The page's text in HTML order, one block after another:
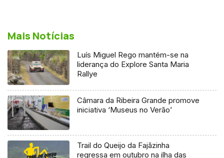
Mais Notícias
Luís Miguel Rego mantém-se na
liderança do Explore Santa Maria
Rallye
Câmara da Ribeira Grande promove
iniciativa ‘Museus no Verão’
Trail do Queijo da Fajãzinha
regressa em outubro na ilha das